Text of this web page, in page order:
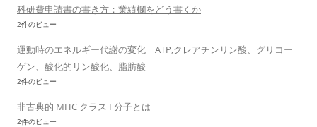
科研費申請書の書き方：業績欄をどう書くか
2件のビュー
運動時のエネルギー代謝の変化 ATP,クレアチンリン酸、グリコー
ゲン、酸化的リン酸化、脂肪酸
2件のビュー
非古典的 MHC クラス I 分子とは
2件のビュー